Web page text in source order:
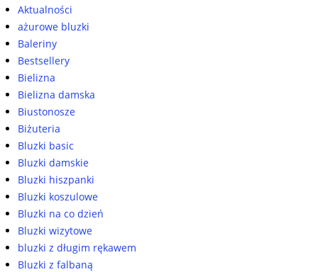
Aktualności
ażurowe bluzki
Baleriny
Bestsellery
Bielizna
Bielizna damska
Biustonosze
Biżuteria
Bluzki basic
Bluzki damskie
Bluzki hiszpanki
Bluzki koszulowe
Bluzki na co dzień
Bluzki wizytowe
bluzki z długim rękawem
Bluzki z falbaną